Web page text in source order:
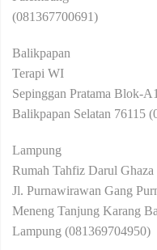
(081367700691)
Balikpapan
Terapi WI
Sepinggan Pratama Blok-
Balikpapan Selatan 76115
Lampung
Rumah Tahfiz Darul Ghaza
Jl. Purnawirawan Gang
Meneng Tanjung Karang
Lampung (081369704950)